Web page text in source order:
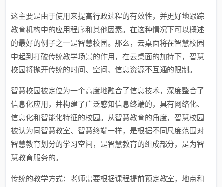
这主要是由于使用来提高行政过程的有效性，并更好地跟踪
教育机构中的应用程序和其他因素。在这种情况下可以概述
的最好的例子之一是智慧校园。那么，云桌面将在智慧校园
中起到打破传统教学场景的作用，在云桌面的加持下，智慧
校园将抛开传统的时间、空间、信息资源不互通的限制。
智慧校园被定位为一个高度地融合了信息技术，深度整合了
信息化应用，并构建了广泛感知信息终端的，具有网络化、
信息化和智能化特征的校园。从智慧教育的角度，智慧校园
被认为同智慧教室、智慧终端一样，是根据不同尺度范围对
智慧教育划分的学习空间，是智慧教育的组成部分，是为智
慧教育服务的。
传统的教学方式：老师需要根据课程提前预定教室，地点和